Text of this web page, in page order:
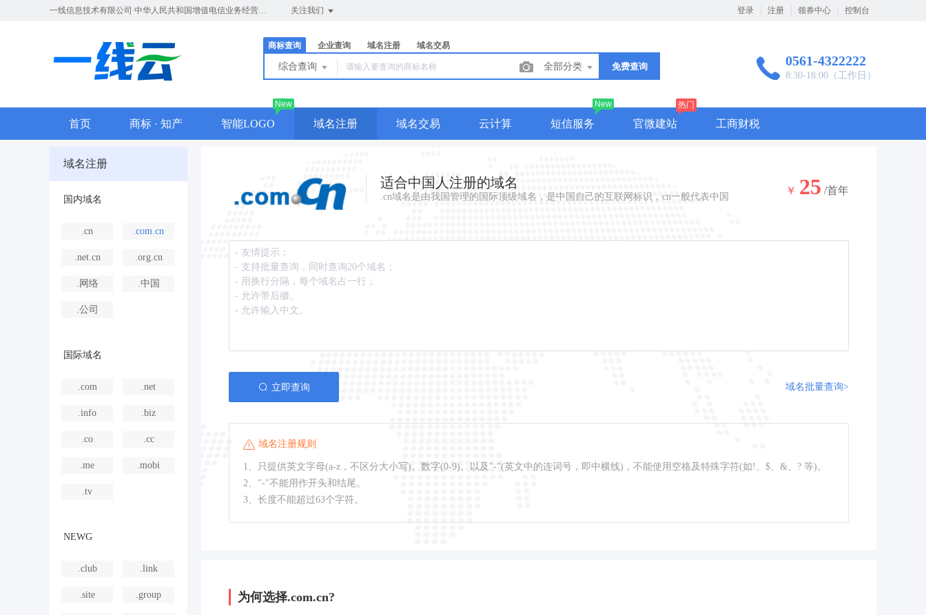
一线信息技术有限公司 中华人民共和国增值电信业务经营许可证：A2.B1.B2-20181526 关注我们 登录 注册 领券中心 控制台
商标查询 企业查询 域名注册 域名交易
综合查询 全部分类 免费查询 0561-4322222
8:30-18:00（工作日）
首页 商标 · 知产 智能LOGO
New
域名注册 域名交易 云计算 短信服务
New
官微建站
热门
工商财税
域名注册
国内域名
.cn .com.cn
.net.cn .org.cn
.网络 .中国
.公司
国际域名
.com .net
.info .biz
.co .cc
.me .mobi
.tv
NEWG
.club .link
.site .group
适合中国人注册的域名
.cn域名是由我国管理的国际顶级域名，是中国自己的互联网标识，cn一般代表中国
￥ 25 /首年
立即查询 域名批量查询>
域名注册规则
1、只提供英文字母(a-z，不区分大小写)、数字(0-9)、以及"-"(英文中的连词号，即中横线)，不能使用空格及特殊字符(如!、$、&、? 等)。
2、"-"不能用作开头和结尾。
3、长度不能超过63个字符。
为何选择.com.cn?